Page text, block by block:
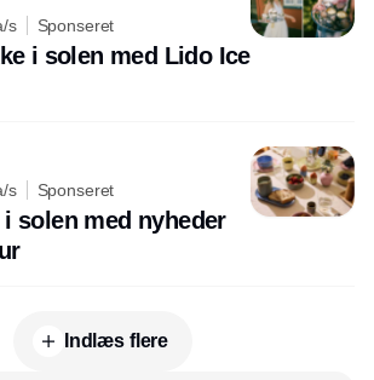
s Sponseret
i solen med Lido Ice
s Sponseret
i solen med nyheder
Indlæs flere